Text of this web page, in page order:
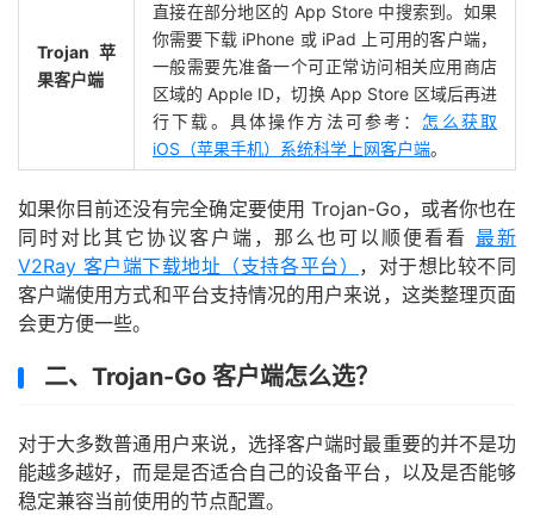
Trojan 苹
果客户端
直接在部分地区的 App Store 中搜索到。如果
你需要下载 iPhone 或 iPad 上可用的客户端，
一般需要先准备一个可正常访问相关应用商店
区域的 Apple ID，切换 App Store 区域后再进
行下载。具体操作方法可参考： 怎么获取
iOS（苹果手机）系统科学上网客户端。
如果你目前还没有完全确定要使用 Trojan-Go，或者你也在
同时对比其它协议客户端，那么也可以顺便看看最新
V2Ray 客户端下载地址（支持各平台） ，对于想比较不同
客户端使用方式和平台支持情况的用户来说，这类整理页面
会更方便一些。
二、Trojan-Go 客户端怎么选？
对于大多数普通用户来说，选择客户端时最重要的并不是功
能越多越好，而是是否适合自己的设备平台，以及是否能够
稳定兼容当前使用的节点配置。